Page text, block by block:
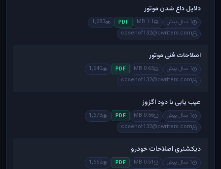
دلایل داغ شدن موتور
1 سال پیش 1.1 MB
PDF
1,683
cosehof132@dwriters.com
اصلاحات فنی موتور
1 سال پیش 0.65 MB
PDF
1,640
cosehof132@dwriters.com
عیب یابی با دود اگزوز
1 سال پیش 0.56 MB
PDF
1,673
cosehof132@dwriters.com
دیکشنری اصلاحات خودرو
1 سال پیش 0.51 MB
PDF
1,652